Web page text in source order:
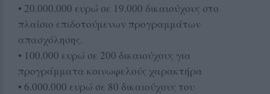
• 20.000.000 ευρώ σε 19.000 δικαιούχους στο
πλαίσιο επιδοτούμενων προγραμμάτων
απασχόλησης.
• 100.000 ευρώ σε 200 δικαιούχους για
προγράμματα κοινωφελούς χαρακτήρα
• 6.000.000 ευρώ σε 80 δικαιούχους του